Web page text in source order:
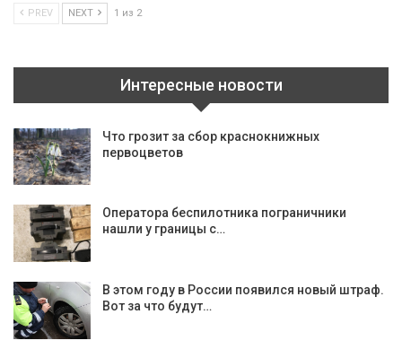
PREV NEXT 1 из 2
Интересные новости
Что грозит за сбор краснокнижных
первоцветов
Оператора беспилотника пограничники
нашли у границы с…
В этом году в России появился новый штраф.
Вот за что будут…